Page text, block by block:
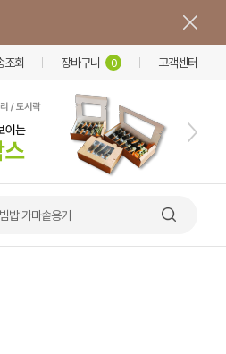
조회 장바구니 0 고객센터
밥 가마솥용기